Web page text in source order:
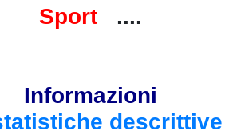
Sport ....
Informazioni
descrittive